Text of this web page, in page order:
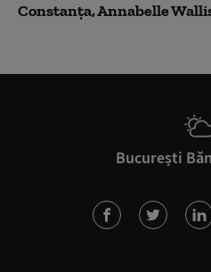
Constanța, Annabelle
București